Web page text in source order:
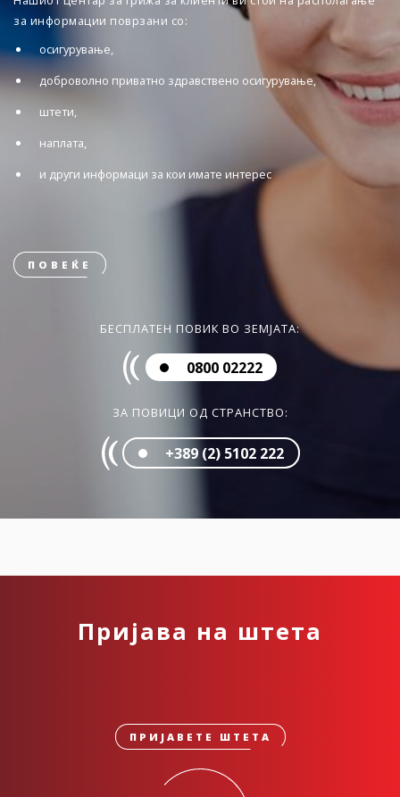
за информации поврзани со:
осигурување,
доброволно приватно здравствено осигурување,
штети,
наплата,
и други информаци за кои имате интерес
ПОВЕЌЕ
БЕСПЛАТЕН ПОВИК ВО ЗЕМЈАТА:
0800 02222
ЗА ПОВИЦИ ОД СТРАНСТВО:
+389 (2) 5102 222
Пријава на штета
ПРИЈАВЕТЕ ШТЕТА